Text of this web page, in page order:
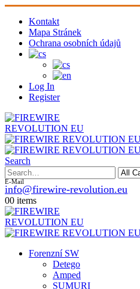
Kontakt
Mapa Stránek
Ochrana osobních údajů
Log In
Register
Search
E-Mail
info@firewire-revolution.eu
00 items
Forenzní SW
Detego
Amped
SUMURI